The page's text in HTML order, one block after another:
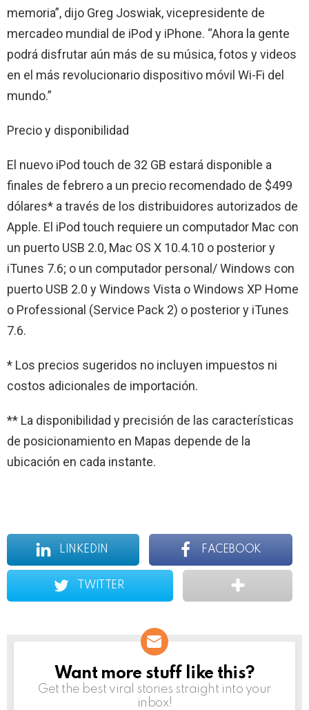
memoria”, dijo Greg Joswiak, vicepresidente de
mercadeo mundial de iPod y iPhone. “Ahora la gente
podrá disfrutar aún más de su música, fotos y videos
en el más revolucionario dispositivo móvil Wi-Fi del
mundo.”
Precio y disponibilidad
El nuevo iPod touch de 32 GB estará disponible a
finales de febrero a un precio recomendado de $499
dólares* a través de los distribuidores autorizados de
Apple. El iPod touch requiere un computador Mac con
un puerto USB 2.0, Mac OS X 10.4.10 o posterior y
iTunes 7.6; o un computador personal/ Windows con
puerto USB 2.0 y Windows Vista o Windows XP Home
o Professional (Service Pack 2) o posterior y iTunes
7.6.
* Los precios sugeridos no incluyen impuestos ni
costos adicionales de importación.
** La disponibilidad y precisión de las características
de posicionamiento en Mapas depende de la
ubicación en cada instante.
LINKEDIN FACEBOOK
TWITTER
NEWSLETTER
Want more stuff like this?
Get the best viral stories straight into your
inbox!